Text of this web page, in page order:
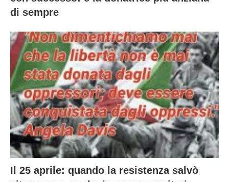
di sempre
Il 25 aprile: quando la resistenza salvò